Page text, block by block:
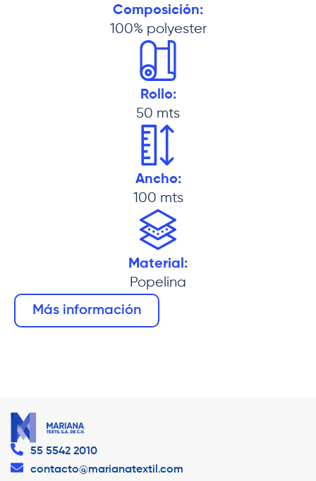
Composición:
100% polyester
Rollo:
50 mts
Ancho:
100 mts
Material:
Popelina
Más información
55 5542 2010
contacto@marianatextil.com